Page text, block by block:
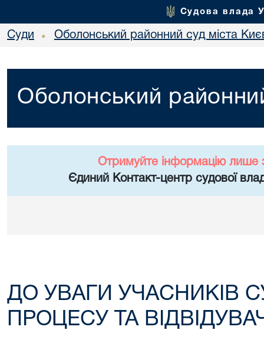
Судова влада
Суди • Оболонський районний суд міста
Оболонський
Отримуйте інформацію лише
Єдиний Контакт-центр судової
ДО УВАГИ УЧАСНИКІВ
ПРОЦЕСУ ТА